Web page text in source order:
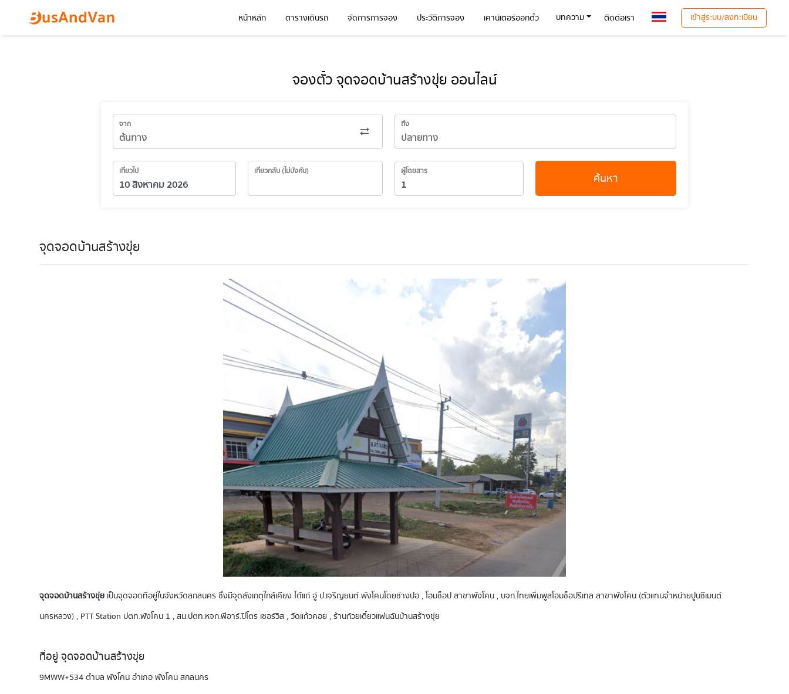
หน้าหลัก ตารางเดินรถ จัดการการจอง ประวัติการจอง เคาน์เตอร์ออกตั๋ว บทความ ติดต่อเรา เข้าสู่ระบบ/ลงทะเบียน
จองตั๋ว จุดจอดบ้านสร้างขุ่ย ออนไลน์
จาก ถึง
เที่ยวไป เที่ยวกลับ (ไม่บังคับ) ผู้โดยสาร ค้นหา
จุดจอดบ้านสร้างขุ่ย
จุดจอดบ้านสร้างขุ่ย เป็นจุดจอดที่อยู่ในจังหวัดสกลนคร ซึ่งมีจุดสังเกตุใกล้เคียง ได้แก่ อู่ ป.เจริญยนต์ พังโคนโดยช่างปอ , โฮมช็อป สาขาพังโคน , บจก.ไทยเพิ่มพูลโฮมช็อปรีเทล สาขาพังโคน (ตัวแทนจำหน่ายปูนซีเมนต์
นครหลวง) , PTT Station ปตท.พังโคน 1 , สน.ปตท.หจก.พีอาร์.ปิโตร เซอร์วิส , วัดแก้วคอย , ร้านก๋วยเตี๋ยวแฟนฉันบ้านสร้างขุ่ย
ที่อยู่ จุดจอดบ้านสร้างขุ่ย
9MWW+534 ตำบล พังโคน อำเภอ พังโคน สกลนคร